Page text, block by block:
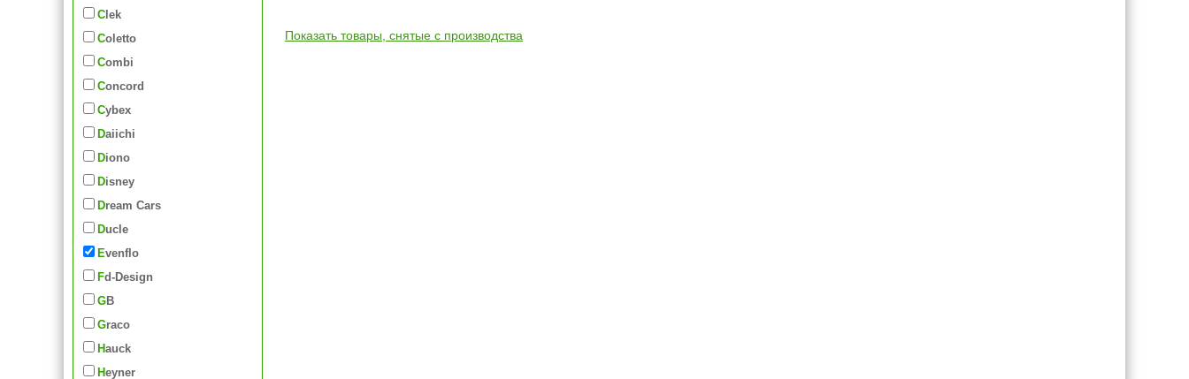
Clek
Coletto
Combi
Concord
Cybex
Daiichi
Diono
Disney
Dream Cars
Ducle
Evenflo
Fd-Design
GB
Graco
Hauck
Heyner
Показать товары, снятые с производства